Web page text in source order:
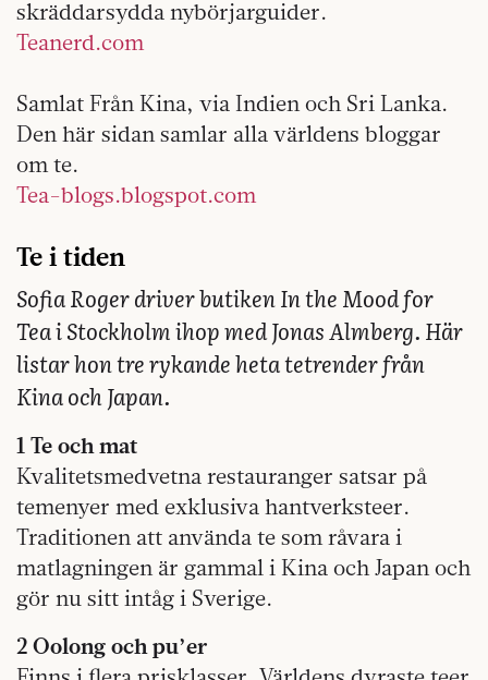
skräddarsydda nybörjarguider.
Teanerd.com
Samlat Från Kina, via Indien och Sri Lanka.
Den här sidan samlar alla världens bloggar
om te.
Tea-blogs.blogspot.com
Te i tiden
Sofia Roger driver butiken In the Mood for
Tea i Stockholmihop med Jonas Almberg. Här
listar hon tre rykande heta tetrender från
Kina och Japan.
1 Te och mat
Kvalitetsmedvetna restauranger satsar på
temenyer med exklusiva hantverksteer.
Traditionen att använda te som råvara i
matlagningen är gammal i Kina och Japan och
gör nu sitt intåg i Sverige.
2 Oolong och pu’er